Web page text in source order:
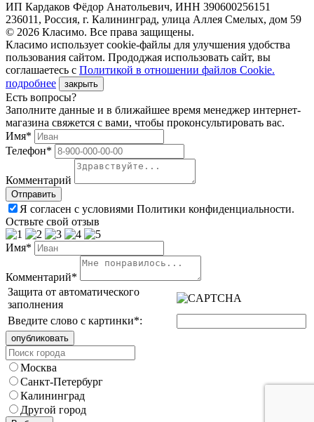
ИП Кардаков Фёдор Анатольевич, ИНН 390600256151
236011, Россия, г. Калининград, улица Аллея Смелых, дом 59
© 2026 Класимо. Все права защищены.
Класимо использует cookie-файлы для улучшения удобства
пользования сайтом. Прододжая использовать сайт, вы
соглашаетесь с Политикой в отношении файлов Сookie.
подробнее
закрыть
Есть вопросы?
Заполните данные и в ближайшее время менеджер интернет-
магазина свяжется с вами, чтобы проконсультировать вас.
Имя*
Телефон*
Комментарий
Я согласен с условиями Политики конфиденциальности.
Оствьте свой отзыв
Имя*
Комментарий*
Защита от автоматического
заполнения
Введите слово с картинки*:
Москва
Санкт-Петербург
Калининград
Другой город